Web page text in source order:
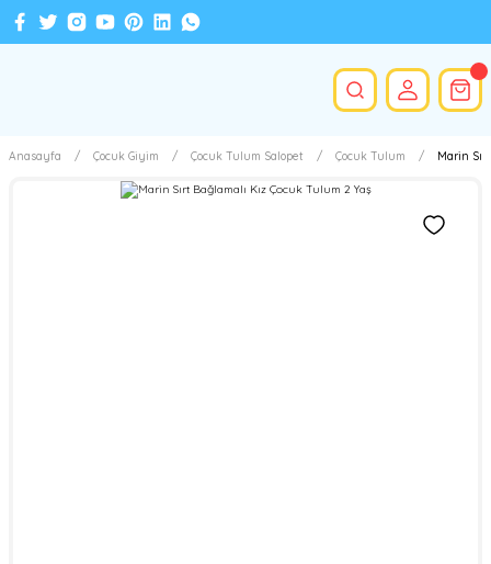
Anasayfa Çocuk Giyim Çocuk Tulum Salopet Çocuk Tulum Marin